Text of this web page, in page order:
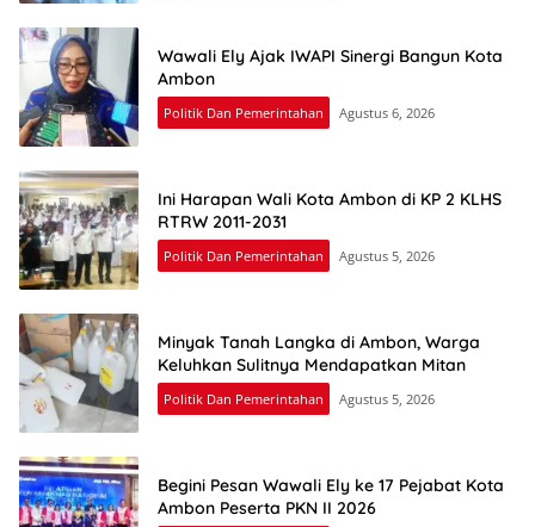
Wawali Ely Ajak IWAPI Sinergi Bangun Kota
Ambon
Politik Dan Pemerintahan Agustus 6, 2026
Ini Harapan Wali Kota Ambon di KP 2 KLHS
RTRW 2011-2031
Politik Dan Pemerintahan Agustus 5, 2026
Minyak Tanah Langka di Ambon, Warga
Keluhkan Sulitnya Mendapatkan Mitan
Politik Dan Pemerintahan Agustus 5, 2026
Begini Pesan Wawali Ely ke 17 Pejabat Kota
Ambon Peserta PKN II 2026